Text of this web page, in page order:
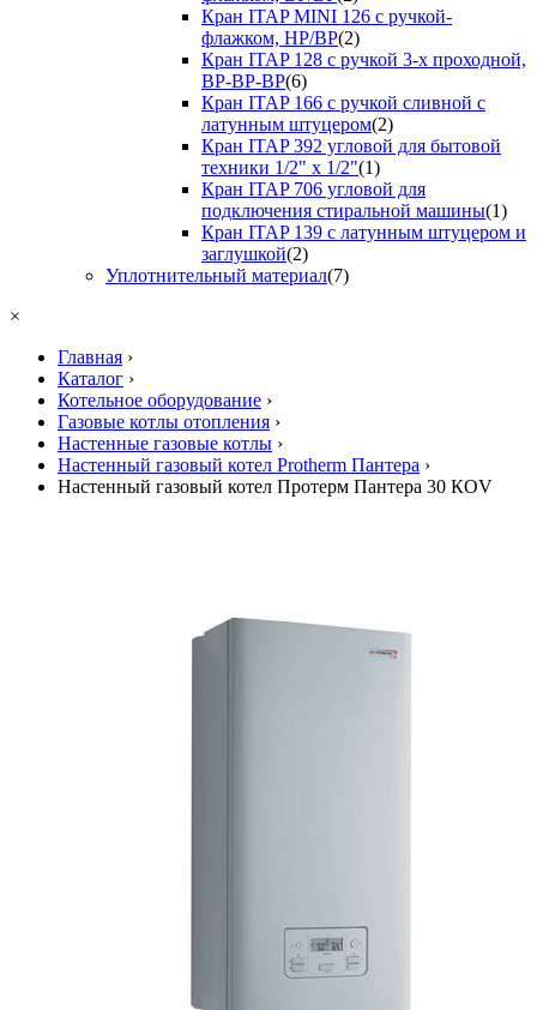
Кран ITAP MINI 126 с ручкой-
флажком, НР/ВР(2)
Кран ITAP 128 с ручкой 3-х проходной,
ВР-ВР-ВР(6)
Кран ITAP 166 с ручкой сливной с
латунным штуцером(2)
Кран ITAP 392 угловой для бытовой
техники 1/2" х 1/2"(1)
Кран ITAP 706 угловой для
подключения стиральной машины(1)
Кран ITAP 139 с латунным штуцером и
заглушкой(2)
Уплотнительный материал(7)
×
Главная ›
Каталог ›
Котельное оборудование ›
Газовые котлы отопления ›
Настенные газовые котлы ›
Настенный газовый котел Protherm Пантера ›
Настенный газовый котел Протерм Пантера 30 КОV